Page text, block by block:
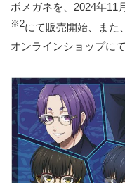
ボメガネを、2024年11
※2にて販売開始、また
オンラインショップに